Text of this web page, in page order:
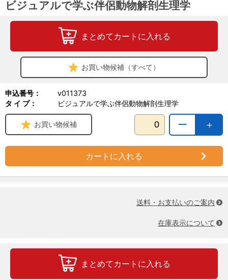
ビジュアルで学ぶ伴侶動物解剖生理学
まとめてカートに入れる
お買い物候補（すべて）
申込番号：
v011373
タ イ プ：
ビジュアルで学ぶ伴侶動物解剖生理学
＋
ー
お買い物候補
カートに入れる
送料・お支払いのご案内
在庫表示について
まとめてカートに入れる